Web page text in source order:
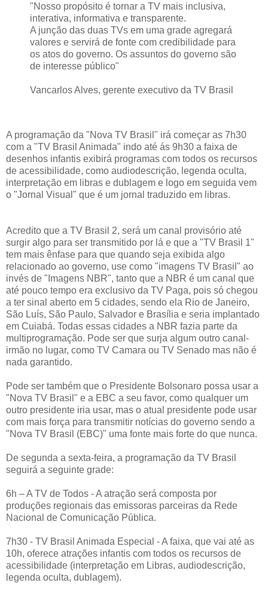
"Nosso propósito é tornar a TV mais inclusiva,
interativa, informativa e transparente.
A junção das duas TVs em uma grade agregará
valores e servirá de fonte com credibilidade para
os atos do governo. Os assuntos do governo são
de interesse público"
Vancarlos Alves, gerente executivo da TV Brasil
A programação da "Nova TV Brasil" irá começar as 7h30
com a "TV Brasil Animada" indo até ás 9h30 a faixa de
desenhos infantis exibirá programas com todos os recursos
de acessibilidade, como audiodescrição, legenda oculta,
interpretação em libras e dublagem e logo em seguida vem
o "Jornal Visual" que é um jornal traduzido em libras.
Acredito que a TV Brasil 2, será um canal provisório até
surgir algo para ser transmitido por lá e que a "TV Brasil 1"
tem mais ênfase para que quando seja exibida algo
relacionado ao governo, use como "imagens TV Brasil" ao
invés de "Imagens NBR", tanto que a NBR é um canal que
até pouco tempo era exclusivo da TV Paga, pois só chegou
a ter sinal aberto em 5 cidades, sendo ela Rio de Janeiro,
São Luís, São Paulo, Salvador e Brasília e seria implantado
em Cuiabá. Todas essas cidades a NBR fazia parte da
multiprogramação. Pode ser que surja algum outro canal-
irmão no lugar, como TV Camara ou TV Senado mas não é
nada garantido.
Pode ser também que o Presidente Bolsonaro possa usar a
"Nova TV Brasil" e a EBC a seu favor, como qualquer um
outro presidente iria usar, mas o atual presidente pode usar
com mais força para transmitir notícias do governo sendo a
"Nova TV Brasil (EBC)" uma fonte mais forte do que nunca.
De segunda a sexta-feira, a programação da TV Brasil
seguirá a seguinte grade:
6h – A TV de Todos - A atração será composta por
produções regionais das emissoras parceiras da Rede
Nacional de Comunicação Pública.
7h30 - TV Brasil Animada Especial - A faixa, que vai até as
10h, oferece atrações infantis com todos os recursos de
acessibilidade (interpretação em Libras, audiodescrição,
legenda oculta, dublagem).